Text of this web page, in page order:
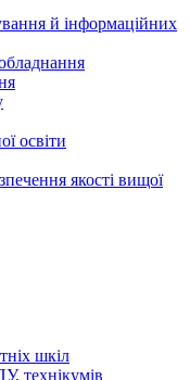
й інформаційних
освіти
якості вищої
шкіл
технікумів